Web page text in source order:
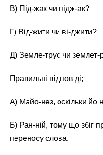
В) Під-жак чи підж-ак?
Г) Від-жити чи ві-джити?
Д) Земле-трус чи землет-
Правильні відповіді;
А) Майо-нез, оскільки йо
Б) Ран-ній, тому що збіг
переносу слова.